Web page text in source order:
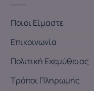
Ποιοι Είμαστε
Επικοινωνία
Πολιτική Εχεμύθειας
Τρόποι Πληρωμής